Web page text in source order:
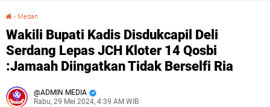
› Medan
Wakili Bupati Kadis Disdukcapil Deli
Serdang Lepas JCH Kloter 14 Qosbi
:Jamaah Diingatkan Tidak Berselfi Ria
ADMIN MEDIA
Rabu, 29 Mei 2024, 4:39 AM WIB